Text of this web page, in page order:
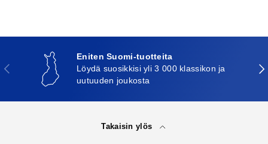
Edellinen
Eniten Suomi-tuotteita
Löydä suosikkisi yli 3 000 klassikon ja
uutuuden joukosta
Takaisin ylös